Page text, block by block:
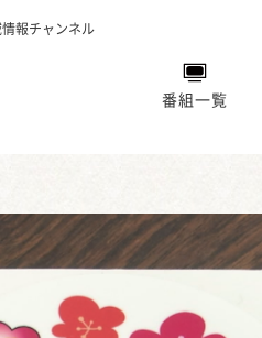
報チャンネル
番組一覧